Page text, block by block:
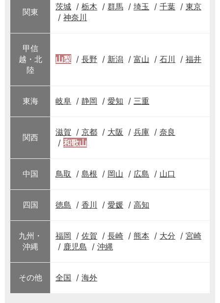
関東
茨城 栃木 群馬 埼玉 千葉
東京
神奈川
甲信
越・北
陸
山梨 長野 新潟 富山 石川 福井
東海 岐阜 静岡 愛知 三重
関西
滋賀 京都 大阪 兵庫
奈良
和歌山
中国 鳥取 島根 岡山 広島 山口
四国 徳島 香川 愛媛 高知
九州・
沖縄
福岡 佐賀 長崎 熊本 大分
宮崎
鹿児島
沖縄
その他 全国 海外